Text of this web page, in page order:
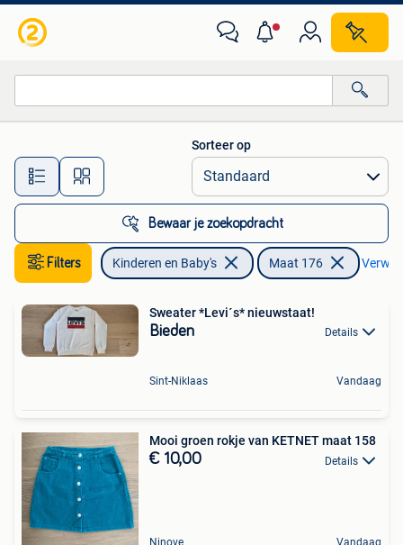
Alle afstanden…
Sorteer op
Bewaar je zoekopdracht
Filters Kinderen en Baby's Maat 176
Sweater *Levi´s* nieuwstaat!
Bieden Details
Sint-Niklaas Vandaag
Mooi groen rokje van KETNET maat 158
€ 10,00 Details